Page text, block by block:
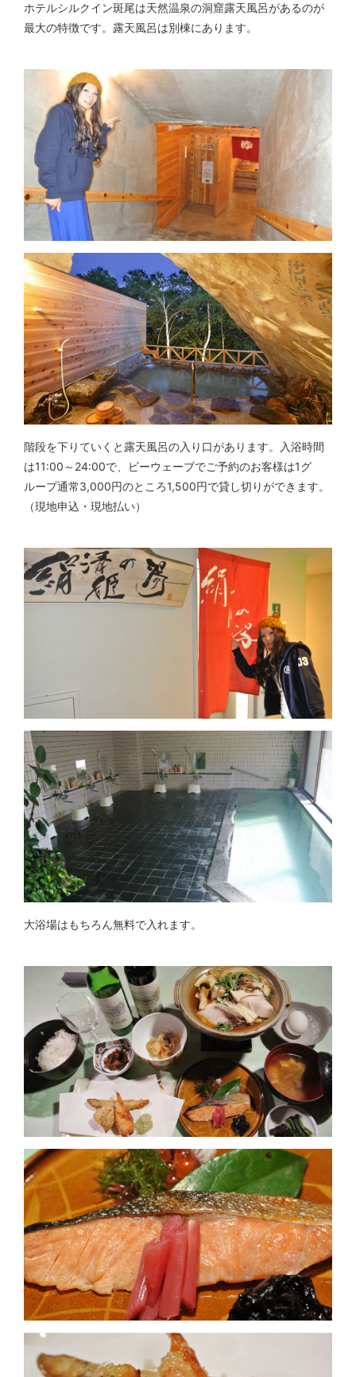
ホテルシルクイン斑尾は天然温泉の洞窟露天風呂があるのが
最大の特徴です。露天風呂は別棟にあります。
階段を下りていくと露天風呂の入り口があります。入浴時間
は11:00～24:00で、ビーウェーブでご予約のお客様は1グ
ループ通常3,000円のところ1,500円で貸し切りができます。
（現地申込・現地払い）
大浴場はもちろん無料で入れます。